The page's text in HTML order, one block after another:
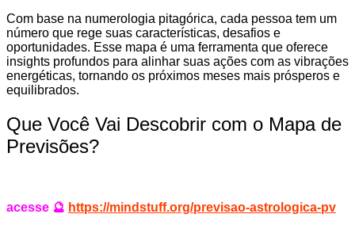
Com base na numerologia pitagórica, cada pessoa tem um
número que rege suas características, desafios e
oportunidades. Esse mapa é uma ferramenta que oferece
insights profundos para alinhar suas ações com as vibrações
energéticas, tornando os próximos meses mais prósperos e
equilibrados.
Que Você Vai Descobrir com o Mapa de
Previsões?
acesse 🔮 https://mindstuff.org/previsao-astrologica-pv